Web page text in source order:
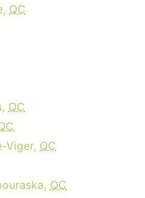
QC
QC
Viger, QC
QC